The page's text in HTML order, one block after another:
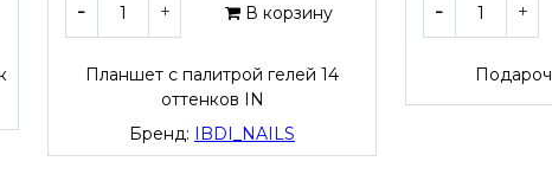
В корзину
Планшет с палитрой гелей 14
оттенков IN
Бренд: IBDI_NAILS